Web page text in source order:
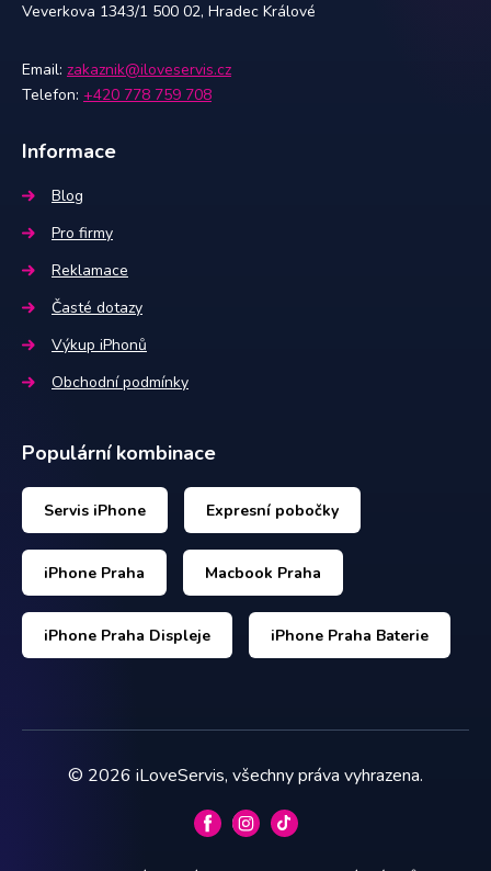
Veverkova 1343/1 500 02, Hradec Králové
Email: zakaznik@iloveservis.cz
Telefon: +420 778 759 708
Informace
Blog
Pro firmy
Reklamace
Časté dotazy
Výkup iPhonů
Obchodní podmínky
Populární kombinace
Servis iPhone Expresní pobočky
iPhone Praha Macbook Praha
iPhone Praha Displeje iPhone Praha Baterie
© 2026 iLoveServis, všechny práva vyhrazena.